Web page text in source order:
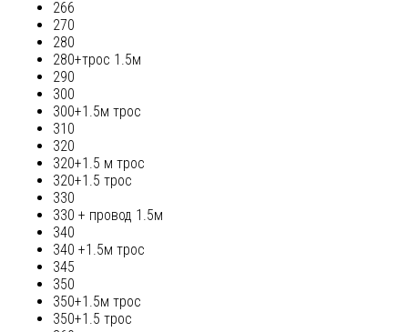
266
270
280
280+трос 1.5м
290
300
300+1.5м трос
310
320
320+1.5 м трос
320+1.5 трос
330
330 + провод 1.5м
340
340 +1.5м трос
345
350
350+1.5м трос
350+1.5 трос